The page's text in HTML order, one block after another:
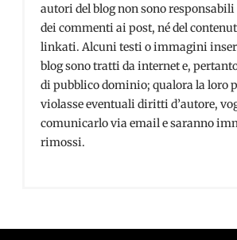
autori del blog non sono
dei commenti ai post, né del
linkati. Alcuni testi o immagini
blog sono tratti da internet e,
di pubblico dominio; qualora la loro
violasse eventuali diritti d’autore,
comunicarlo via email e saranno
rimossi.